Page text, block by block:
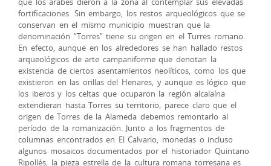
fortificaciones. Sin embargo, los restos arqueológicos que se
conservan en el mismo municipio muestran que la
denominación “Torres” tiene su origen en el Turres romano.
En efecto, aunque en los alrededores se han hallado restos
arqueológicos de arte campaniforme que denotan la
existencia de ciertos asentamientos neolíticos, como los que
existieron en las orillas del Henares, y aunque es lógico que
los iberos y los celtas que ocuparon la región alcalaína
extendieran hasta Torres su territorio, parece claro que el
origen de Torres de la Alameda debemos remontarlo al
período de la romanización. Junto a los fragmentos de
columnas encontrados en El Calvario, monedas o incluso
algunos mosaicos documentados por el historiador Quintano
Ripollés, la pieza estrella de la cultura romana torresana es